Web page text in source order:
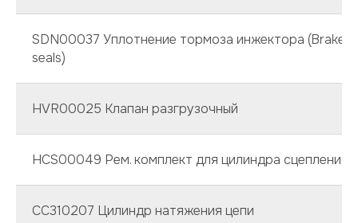
SDN00037 Уплотнение тормоза инжектора (Brake
seals)
НVR00025 Клапан разгрузочный
HCS00049 Рем. комплект для цилиндра сцепления
CC310207 Цилиндр натяжения цепи